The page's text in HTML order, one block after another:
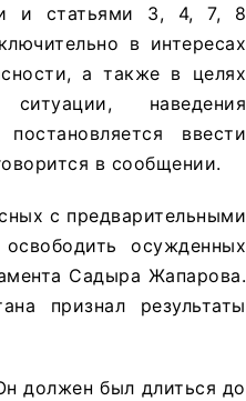
и статьями 3, 4, 7, 8
в интересах
а также в целях
ситуации, наведения
ввести
в сообщении.
с предварительными
осужденных
Садыра Жапарова.
признал результаты
должен был длиться до